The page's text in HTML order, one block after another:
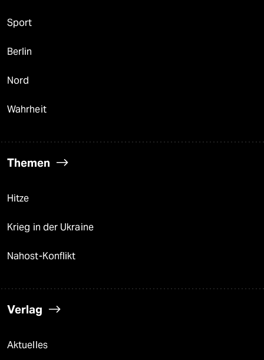
Sport
Berlin
Nord
Wahrheit
Themen
Hitze
Krieg in der Ukraine
Nahost-Konflikt
Verlag
Aktuelles